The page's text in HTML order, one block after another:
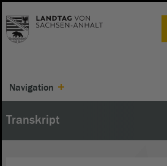
Navigation
Transkript